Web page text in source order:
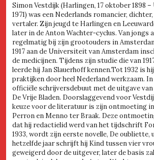
Simon Vestdijk (Harlingen, 17 oktober 1898
1971) was een Nederlands romancier,
vertaler. Zijn jeugd te Harlingen en
later in de Anton Wachter-cyclus. Van jongs
regelmatig bij zijn grootouders in
1917 aan de Universiteit van Amsterdam
de medicijnen. Tijdens zijn studie die van
leerde hij Jan Slauerhoff kennen.Tot 1932 is
praktijken door heel Nederland werkzaam.
officiële schrijversdebuut met de uitgave van
De Vrije Bladen. Doorslaggevend voor
keuze voor de literatuur is zijn ontmoeting in
Perron en Menno ter Braak. Deze
dat hij redactielid werd van het tijdschrift
1933, wordt zijn eerste novelle, De oubliette,
hetzelfde jaar schrijft hij Kind tussen vier
geweigerd door de uitgever, later de basis